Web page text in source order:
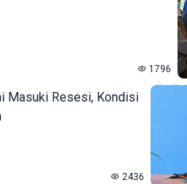
1796
Masuki Resesi, Kondisi
2436